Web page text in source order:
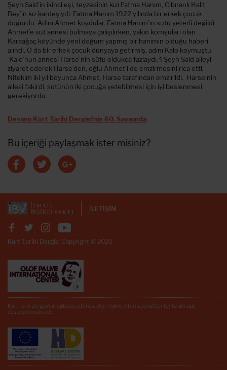
Şeyh Said’in ikinci eşi, teyzesinin kızı Fatma Hanım, Cıbıranlı Halit
Bey’in kız kardeşiydi. Fatma Hanım 1922 yılında bir erkek çocuk
doğurdu. Adını Ahmet koydular. Fatma Hanım’ın sütü yeterli değildi.
Ahmet’e süt annesi bulmaya çalışılırken, yakın komşuları olan
Karaağaç köyünde yeni doğum yapmış bir hanımın olduğu haberi
alındı. O da bir erkek çocuk dünyaya getirmiş, adını Kalo koymuştu.
Kalo’nun annesi Harse’nin sütü oldukça fazlaydı.4 Şeyh Said aileyi
ziyaret ederek Harse’den, oğlu Ahmet’i de emzirmesini rica etti.
Nitekim iki yıl boyunca Ahmet, Harse tarafından emzirildi. Harse’nin
ailesi fakirdi, sütünün iki çocuğa yetebilmesi için iyi beslenmesi
gerekiyordu.
Devamı Kürt Tarihi Dergisi'nin 60. Sayısında
Bu içeriği paylaşmak ister misiniz?
İLETİŞİM
Kürt Tarihi Dergisi Copyright © 2020
Kürt Tarih Dergisi’nin dijitalize edilmesi Olof Palme International Center tarafından
desteklenmektedir.